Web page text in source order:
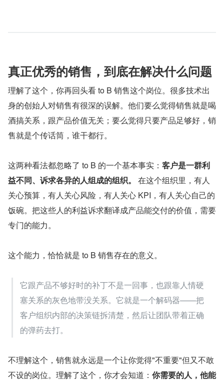
真正优秀的销售，到底在解决什么问题
理解了这个，你再回头看 to B 销售这个岗位。很多技术出
身的创始人对销售有很深的误解。他们要么觉得销售就是喝
酒搞关系，跟产品价值无关；要么觉得只要产品足够好，销
售就是个传话筒，谁干都行。
这两种看法都忽略了 to B 的一个基本事实： 客户是一群利
益不同、诉求各异的人组成的组织。
在这个组织里，有人
关心预算，有人关心风险，有人关心 KPI，有人关心自己的
饭碗。把这些人的利益诉求翻译成产品能交付的价值，需要
专门的能力。
这个能力，恰恰就是 to B 销售存在的意义。
它跟产品不够好时的补丁不是一回事，也跟靠人情硬
塞关系的灰色地带没关系。它就是一个解码器——把
客户组织内部的决策链拆清楚，然后让团队带着正确
的弹药去打。
不理解这个，销售就永远是一个让你觉得"不重要"但又不敢
不设的岗位。理解了这个，你才会知道： 你需要的人，他能